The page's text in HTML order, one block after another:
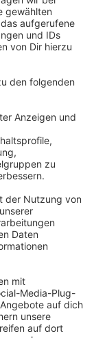
Die
haben
um
die A46
jetzt
dass der
habe.